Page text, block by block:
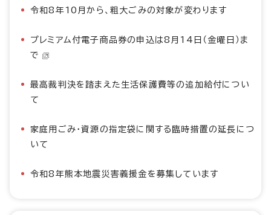
令和8年10月から、粗大ごみの対象が変わります
プレミアム付電子商品券の申込は8月14日（金曜日）ま
で
最高裁判決を踏まえた生活保護費等の追加給付につい
て
家庭用ごみ・資源の指定袋に関する臨時措置の延長につ
いて
令和8年熊本地震災害義援金を募集しています